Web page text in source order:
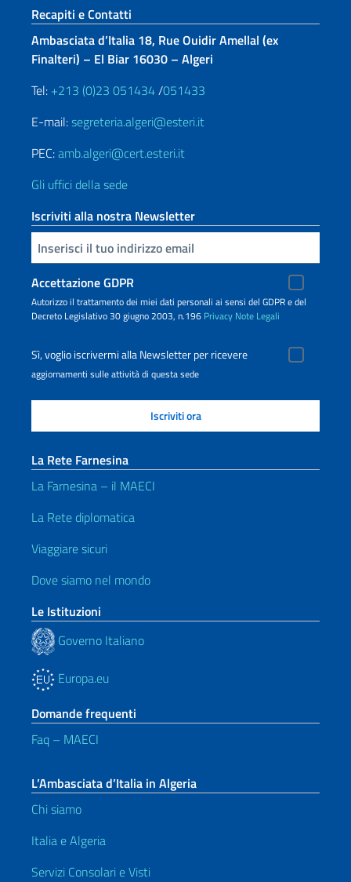
Sezione footer
Recapiti e Contatti
Ambasciata d’Italia 18, Rue Ouidir Amellal (ex
Finalteri) – El Biar 16030 – Algeri
Tel: +213 (0)23 051434/051433
E-mail:segreteria.algeri@esteri.it
PEC:amb.algeri@cert.esteri.it
Gli uffici della sede
Iscriviti alla nostra Newsletter
Inserisci la tua email
Accettazione GDPR
Autorizzo il trattamento dei miei dati personali ai sensi del GDPR e del
Decreto Legislativo 30 giugno 2003, n.196 Privacy Note Legali
Sì, voglio iscrivermi alla Newsletter per ricevere
aggiornamenti sulle attività di questa sede
La Rete Farnesina
La Farnesina – il MAECI
La Rete diplomatica
Viaggiare sicuri
Dove siamo nel mondo
Le Istituzioni
Governo Italiano
Europa.eu
Domande frequenti
Faq – MAECI
L’Ambasciata d’Italia in Algeria
Chi siamo
Italia e Algeria
Servizi Consolari e Visti